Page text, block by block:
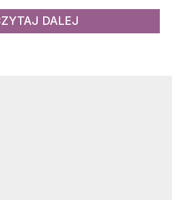
DALEJ